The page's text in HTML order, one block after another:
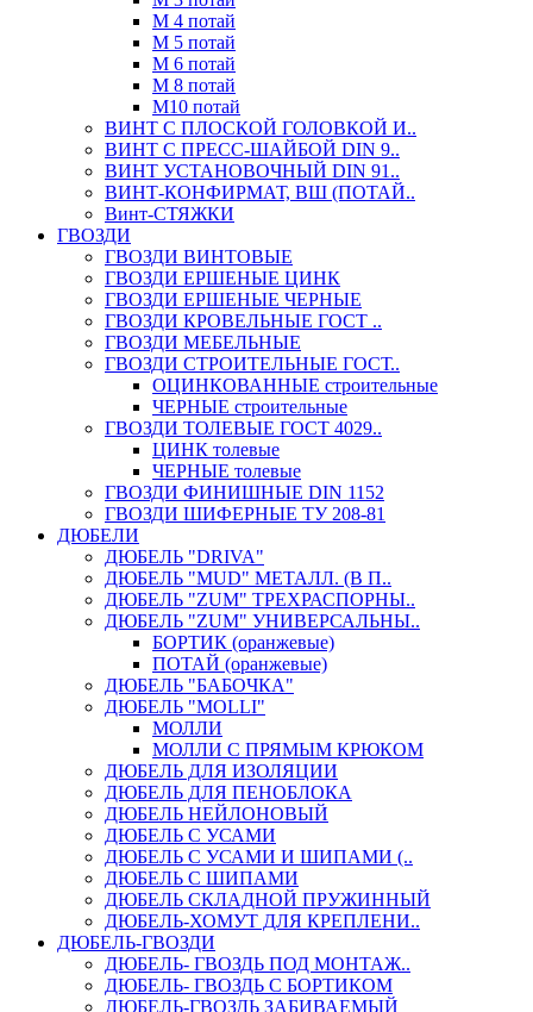
М 4 потай
М 5 потай
М 6 потай
М 8 потай
М10 потай
ВИНТ С ПЛОСКОЙ ГОЛОВКОЙ И..
ВИНТ С ПРЕСС-ШАЙБОЙ DIN 9..
ВИНТ УСТАНОВОЧНЫЙ DIN 91..
ВИНТ-КОНФИРМАТ, ВШ (ПОТАЙ..
Винт-СТЯЖКИ
ГВОЗДИ
ГВОЗДИ ВИНТОВЫЕ
ГВОЗДИ ЕРШЕНЫЕ ЦИНК
ГВОЗДИ ЕРШЕНЫЕ ЧЕРНЫЕ
ГВОЗДИ КРОВЕЛЬНЫЕ ГОСТ ..
ГВОЗДИ МЕБЕЛЬНЫЕ
ГВОЗДИ СТРОИТЕЛЬНЫЕ ГОСТ..
ОЦИНКОВАННЫЕ строительные
ЧЕРНЫЕ строительные
ГВОЗДИ ТОЛЕВЫЕ ГОСТ 4029..
ЦИНК толевые
ЧЕРНЫЕ толевые
ГВОЗДИ ФИНИШНЫЕ DIN 1152
ГВОЗДИ ШИФЕРНЫЕ ТУ 208-81
ДЮБЕЛИ
ДЮБЕЛЬ "DRIVA"
ДЮБЕЛЬ "MUD" МЕТАЛЛ. (В П..
ДЮБЕЛЬ "ZUM" ТРЕХРАСПОРНЫ..
ДЮБЕЛЬ "ZUM" УНИВЕРСАЛЬНЫ..
БОРТИК (оранжевые)
ПОТАЙ (оранжевые)
ДЮБЕЛЬ "БАБОЧКА"
ДЮБЕЛЬ "МOLLI"
МОЛЛИ
МОЛЛИ С ПРЯМЫМ КРЮКОМ
ДЮБЕЛЬ ДЛЯ ИЗОЛЯЦИИ
ДЮБЕЛЬ ДЛЯ ПЕНОБЛОКА
ДЮБЕЛЬ НЕЙЛОНОВЫЙ
ДЮБЕЛЬ С УСАМИ
ДЮБЕЛЬ С УСАМИ И ШИПАМИ (..
ДЮБЕЛЬ С ШИПАМИ
ДЮБЕЛЬ СКЛАДНОЙ ПРУЖИННЫЙ
ДЮБЕЛЬ-ХОМУТ ДЛЯ КРЕПЛЕНИ..
ДЮБЕЛЬ-ГВОЗДИ
ДЮБЕЛЬ- ГВОЗДЬ ПОД МОНТАЖ..
ДЮБЕЛЬ- ГВОЗДЬ С БОРТИКОМ
ДЮБЕЛЬ-ГВОЗДЬ ЗАБИВАЕМЫЙ